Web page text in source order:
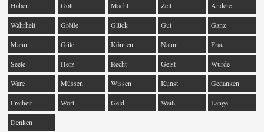
Haben Gott Macht Zeit Andere
Wahrheit Größe Glück Gut Ganz
Mann Güte Können Natur Frau
Seele Herz Recht Geist Würde
Ware Müssen Wissen Kunst Gedanken
Freiheit Wort Geld Weiß Länge
Denken